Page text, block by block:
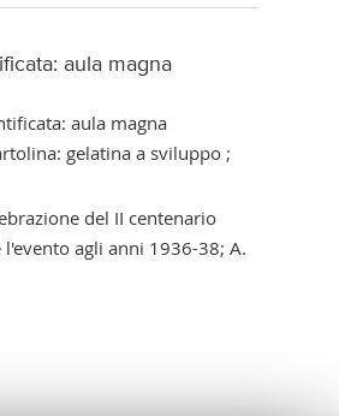
aula magna
aula magna
gelatina a sviluppo ;
del II centenario
agli anni 1936-38; A.